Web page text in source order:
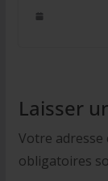
Laisser
Votre adresse
obligatoires